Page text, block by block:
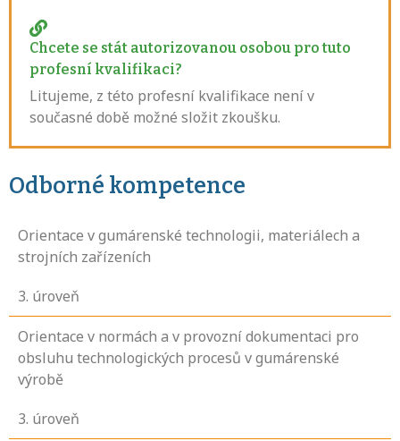
Chcete se stát autorizovanou osobou pro tuto
profesní kvalifikaci?
Litujeme, z této profesní kvalifikace není v
současné době možné složit zkoušku.
Odborné kompetence
Orientace v gumárenské technologii, materiálech a
strojních zařízeních
3. úroveň
Orientace v normách a v provozní dokumentaci pro
obsluhu technologických procesů v gumárenské
výrobě
3. úroveň